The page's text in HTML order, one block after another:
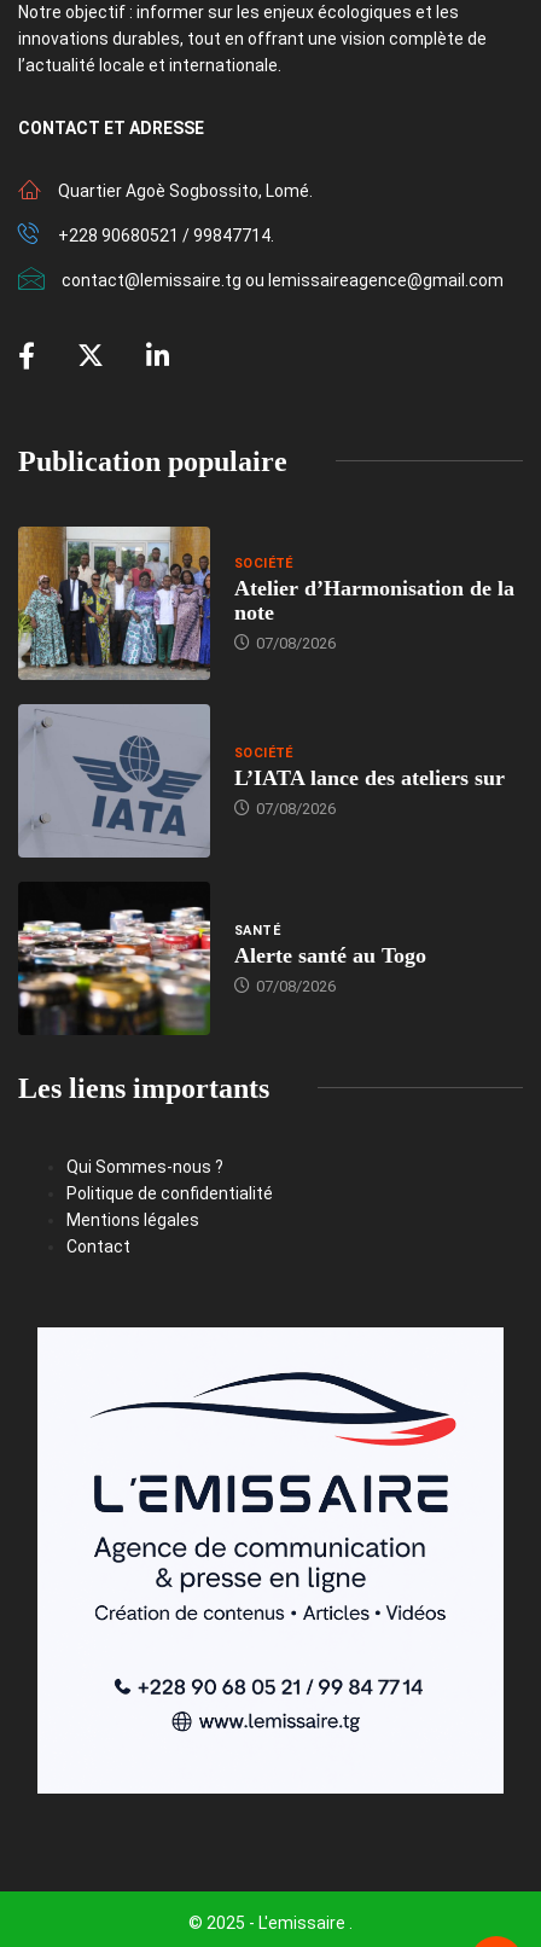
Notre objectif : informer sur les enjeux écologiques et les
innovations durables, tout en offrant une vision complète de
l’actualité locale et internationale.
CONTACT ET ADRESSE
Quartier Agoè Sogbossito, Lomé.
+228 90680521 / 99847714.
contact@lemissaire.tg ou lemissaireagence@gmail.com
Publication populaire
SOCIÉTÉ
Atelier d’Harmonisation de la
note
07/08/2026
SOCIÉTÉ
L’IATA lance des ateliers sur
07/08/2026
SANTÉ
Alerte santé au Togo
07/08/2026
Les liens importants
Qui Sommes-nous ?
Politique de confidentialité
Mentions légales
Contact
© 2025 - L'emissaire .